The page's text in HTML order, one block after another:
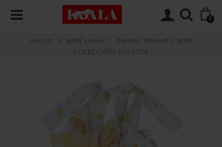
0
INICIO / BEBÉ NIÑA /
RANITA TIRANTES BEBÉ
COLECCIÓN POLLITOS